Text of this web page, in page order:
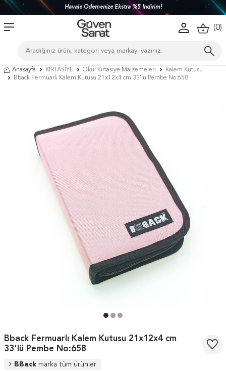
Havale Ödemenize Ekstra %5 İndirim!
(0)
Anasayfa KIRTASİYE Okul Kırtasiye Malzemeleri
Kalem Kutusu
Bback Fermuarlı Kalem Kutusu 21x12x4 cm 33'lü Pembe No:658
Bback Fermuarlı Kalem Kutusu 21x12x4 cm
33'lü Pembe No:658
BBack marka tüm ürünler